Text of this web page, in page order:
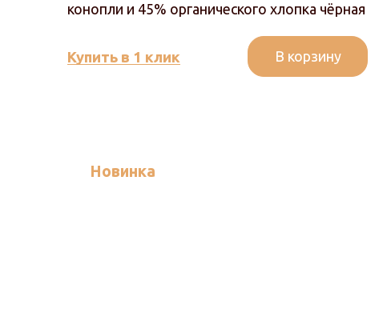
конопли и 45% органического хлопка чёрная
Купить в 1 клик В корзину
Новинка